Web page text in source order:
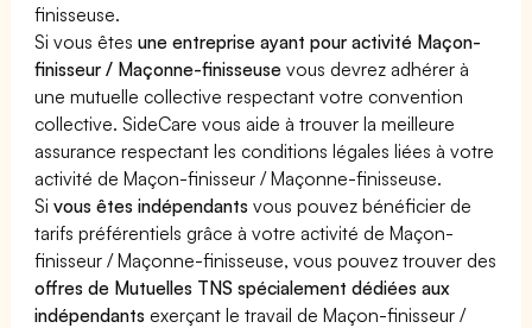
finisseuse.
Si vous êtesune entreprise ayant pour activité Maçon-
finisseur / Maçonne-finisseuse vous devrez adhérer à
une mutuelle collective respectant votre convention
collective. SideCare vous aide à trouver la meilleure
assurance respectant les conditions légales liées à votre
activité de Maçon-finisseur / Maçonne-finisseuse.
Sivous êtes indépendants vous pouvez bénéficier de
tarifs préférentiels grâce à votre activité de Maçon-
finisseur / Maçonne-finisseuse, vous pouvez trouver des
offres de Mutuelles TNS spécialement dédiées aux
indépendants exerçant le travail de Maçon-finisseur /